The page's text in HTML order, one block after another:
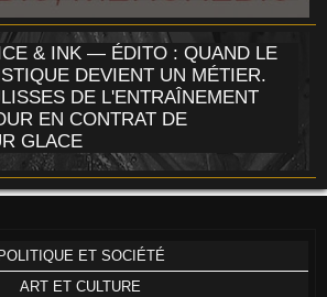
& INK — ÉDITO : QUAND LE
DEVIENT UN MÉTIER.
DE L'ENTRAÎNEMENT
EN CONTRAT DE
GLACE
ET SOCIÉTÉ
ART ET CULTURE